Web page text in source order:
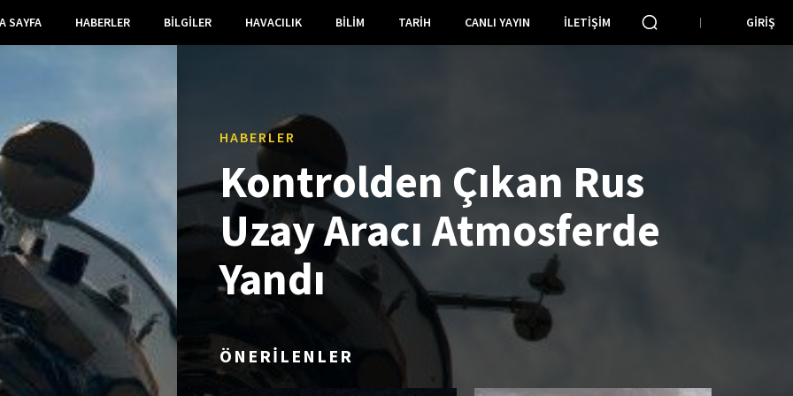
SAYFA HABERLER BILGILER HAVACILIK BILIM TARIH CANLI YAYIN İLETIŞIM GIRIŞ
HABERLER
Kontrolden Çıkan Rus
Uzay Aracı Atmosferde
Yandı
ÖNERİLENLER